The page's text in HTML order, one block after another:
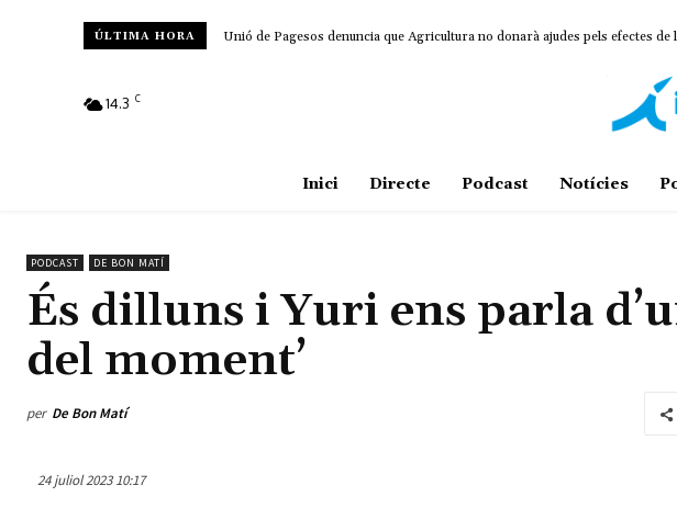
ÚLTIMA HORA Unió de Pagesos denuncia que Agricultura no donarà ajudes pels efectes de
14.3 C
Inici Directe Podcast Notícies
PODCAST DE BON MATÍ
És dilluns i Yuri ens parla
del moment’
per De Bon Matí
24 juliol 2023 10:17